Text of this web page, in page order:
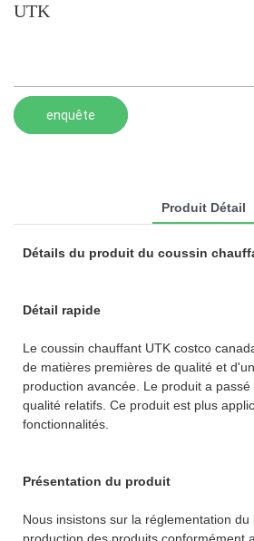
UTK
enquête
Produit Détail
Détails du produit du coussin
Détail rapide
Le coussin chauffant UTK costco
de matières premières de qualité et
production avancée. Le produit a
qualité relatifs. Ce produit est plus
fonctionnalités.
Présentation du produit
Nous insistons sur la réglementation du